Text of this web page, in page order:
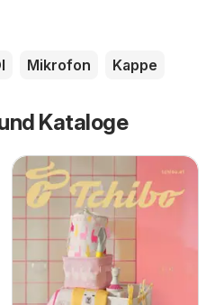
Mikrofon Kappe
Kataloge